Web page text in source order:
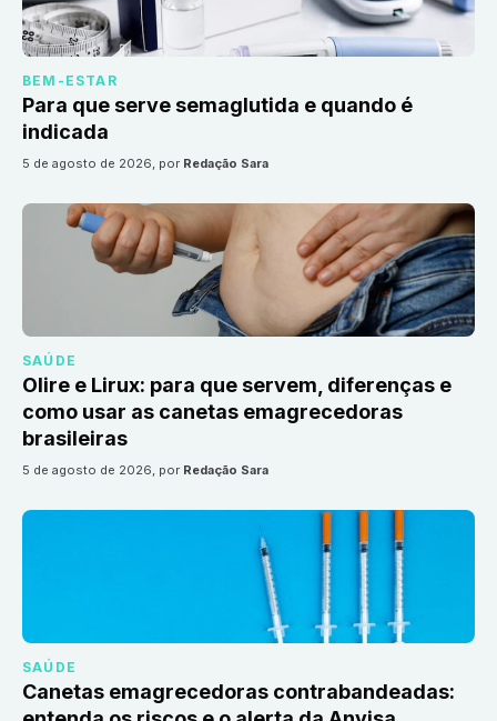
BEM-ESTAR
Para que serve semaglutida e quando é
indicada
5 de agosto de 2026, por Redação Sara
SAÚDE
Olire e Lirux: para que servem, diferenças e
como usar as canetas emagrecedoras
brasileiras
5 de agosto de 2026, por Redação Sara
SAÚDE
Canetas emagrecedoras contrabandeadas: